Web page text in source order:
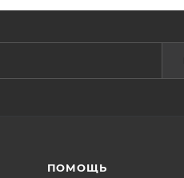
ПОМОЩЬ